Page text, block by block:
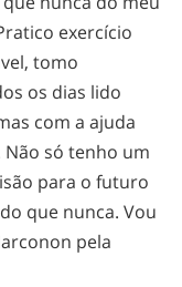
exercício
tomo
os dias lido
com a ajuda
só tenho um
para o futuro
que nunca. Vou
pela